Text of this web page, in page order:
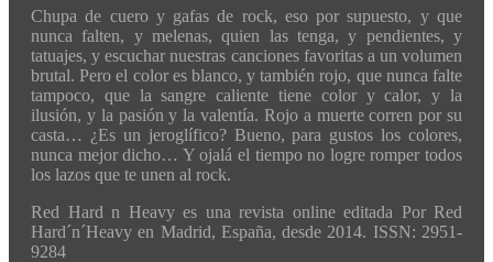
Chupa de cuero y gafas de rock, eso por supuesto, y que
nunca falten, y melenas, quien las tenga, y pendientes, y
tatuajes, y escuchar nuestras canciones favoritas a un volumen
brutal. Pero el color es blanco, y también rojo, que nunca falte
tampoco, que la sangre caliente tiene color y calor, y la
ilusión, y la pasión y la valentía. Rojo a muerte corren por su
casta… ¿Es un jeroglífico? Bueno, para gustos los colores,
nunca mejor dicho… Y ojalá el tiempo no logre romper todos
los lazos que te unen al rock.
Red Hard n Heavy es una revista online editada Por Red
Hard´n´Heavy en Madrid, España, desde 2014. ISSN: 2951-
9284